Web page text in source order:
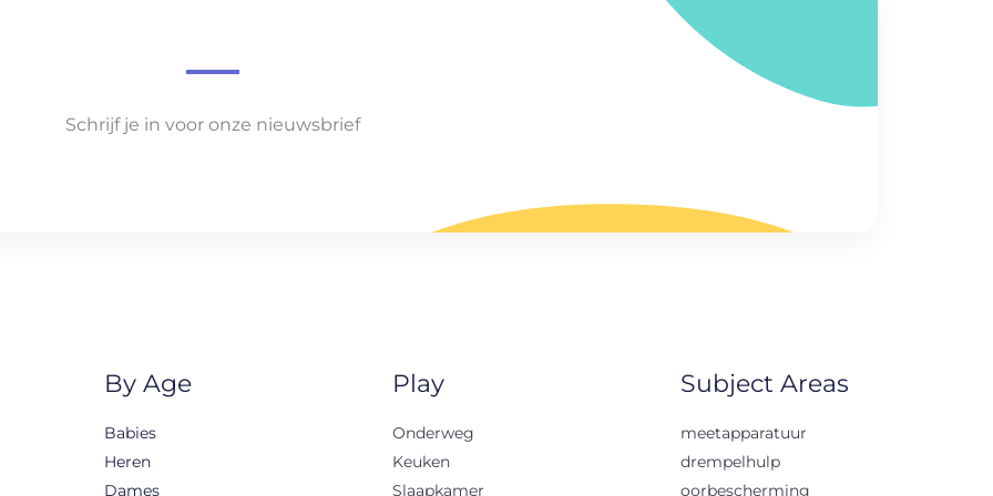
Schrijf je in voor onze nieuwsbrief
By Age
Babies
Heren
Dames
Play
Onderweg
Keuken
Slaapkamer
Subject Areas
meetapparatuur
drempelhulp
oorbescherming